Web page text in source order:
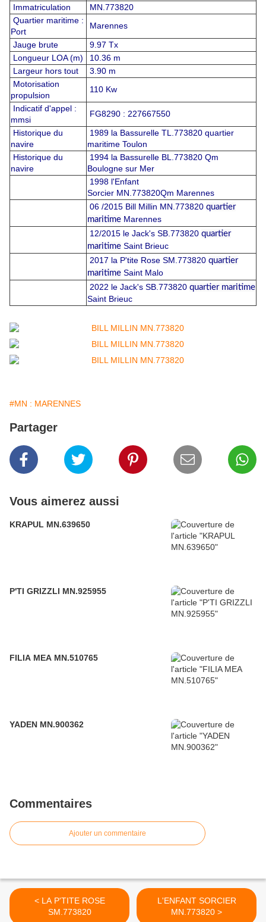
Immatriculation
MN.773820
Quartier maritime :
Port
Marennes
Jauge brute
9.97 Tx
Longueur LOA (m)
10.36 m
Largeur hors tout
3.90 m
Motorisation
propulsion
110 Kw
Indicatif d'appel :
mmsi
FG8290 : 227667550
Historique du
navire
1989 la Bassurelle TL.773820 quartier
maritime Toulon
Historique du
navire
1994 la Bassurelle BL.773820 Qm
Boulogne sur Mer
1998 l'Enfant
Sorcier MN.773820Qm Marennes
06 /2015 Bill Millin MN.773820 quartier
maritime Marennes
12/2015 le Jack's SB.773820 quartier
maritime Saint Brieuc
2017 la P'tite Rose SM.773820 quartier
maritime Saint Malo
2022 le Jack's SB.773820 quartier maritime
Saint Brieuc
#MN : MARENNES
Partager
Vous aimerez aussi
KRAPUL MN.639650
P'TI GRIZZLI MN.925955
FILIA MEA MN.510765
YADEN MN.900362
Commentaires
Ajouter un commentaire
< LA P'TITE ROSE
SM.773820
L'ENFANT SORCIER
MN.773820 >